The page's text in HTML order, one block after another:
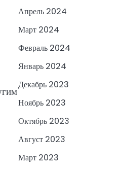
Апрель 2024
Март 2024
Февраль 2024
Январь 2024
Декабрь 2023
Ноябрь 2023
Октябрь 2023
Август 2023
Март 2023